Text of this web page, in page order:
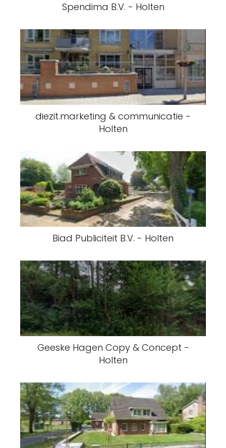
Spendima B.V. - Holten
diezit.marketing & communicatie -
Holten
Biad Publiciteit B.V. - Holten
Geeske Hagen Copy & Concept -
Holten